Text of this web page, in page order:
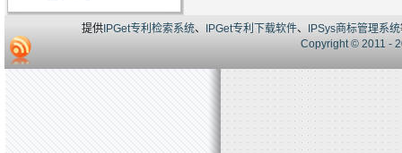
提供IPGet专利检索系统、 IPGet专利下载软件、 IPSys商标管理系统
Copyright © 2011 -